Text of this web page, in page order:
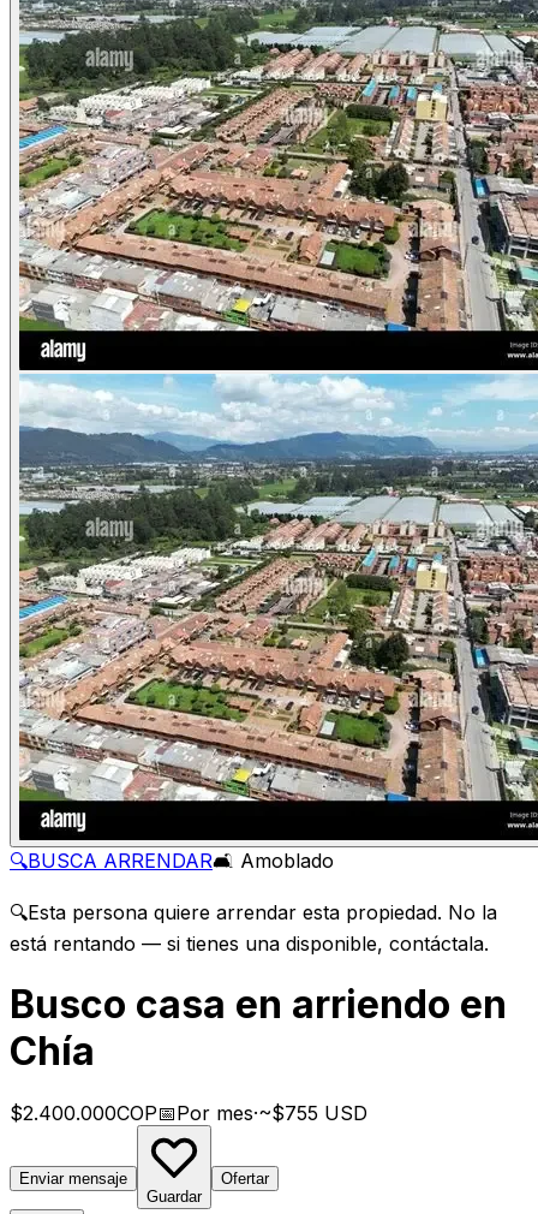
🔍BUSCA ARRENDAR🛋️ Amoblado
🔍Esta persona quiere arrendar esta propiedad. No la
está rentando — si tienes una disponible, contáctala.
Busco casa en arriendo en
Chía
$2.400.000COP📅Por mes·~$755 USD
Enviar mensaje
Guardar
Ofertar